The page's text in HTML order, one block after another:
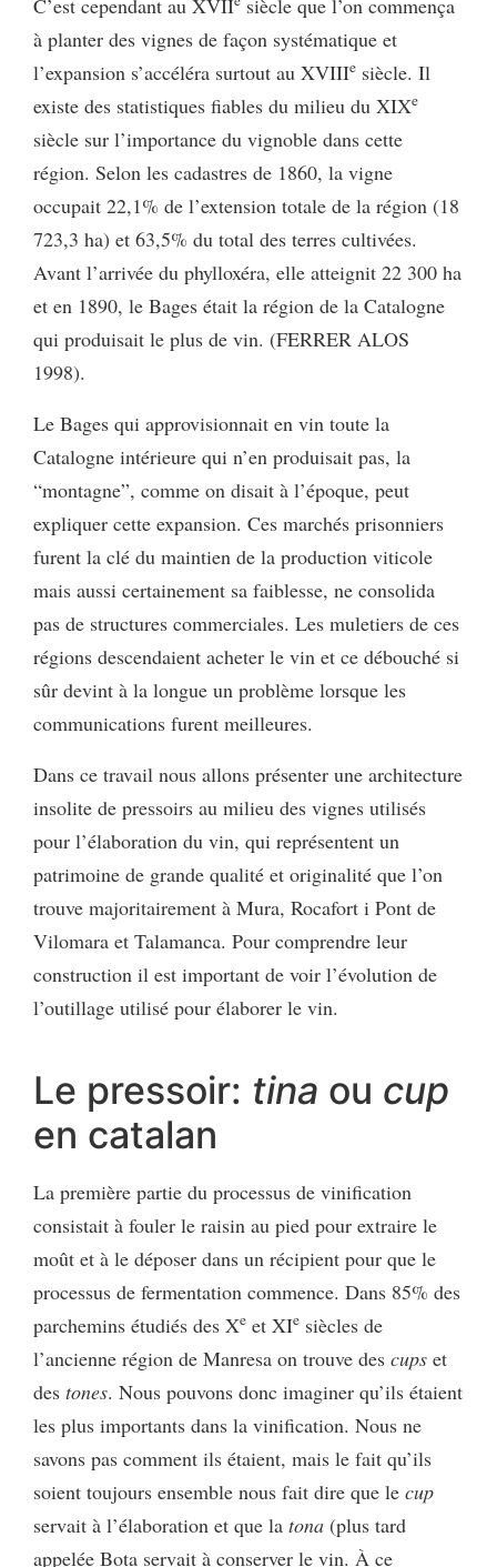
à planter des vignes de façon systématique et
l’expansion s’accéléra surtout au XVIIIe siècle. Il
existe des statistiques fiables du milieu du XIXe
siècle sur l’importance du vignoble dans cette
région. Selon les cadastres de 1860, la vigne
occupait 22,1% de l’extension totale de la région (18
723,3 ha) et 63,5% du total des terres cultivées.
Avant l’arrivée du phylloxéra, elle atteignit 22 300 ha
et en 1890, le Bages était la région de la Catalogne
qui produisait le plus de vin. (FERRER ALOS
1998).
Le Bages qui approvisionnait en vin toute la
Catalogne intérieure qui n’en produisait pas, la
“montagne”, comme on disait à l’époque, peut
expliquer cette expansion. Ces marchés prisonniers
furent la clé du maintien de la production viticole
mais aussi certainement sa faiblesse, ne consolida
pas de structures commerciales. Les muletiers de ces
régions descendaient acheter le vin et ce débouché si
sûr devint à la longue un problème lorsque les
communications furent meilleures.
Dans ce travail nous allons présenter une architecture
insolite de pressoirs au milieu des vignes utilisés
pour l’élaboration du vin, qui représentent un
patrimoine de grande qualité et originalité que l’on
trouve majoritairement à Mura, Rocafort i Pont de
Vilomara et Talamanca. Pour comprendre leur
construction il est important de voir l’évolution de
l’outillage utilisé pour élaborer le vin.
Le pressoir: tina ou cup
en catalan
La première partie du processus de vinification
consistait à fouler le raisin au pied pour extraire le
moût et à le déposer dans un récipient pour que le
processus de fermentation commence. Dans 85% des
parchemins étudiés des Xe et XIe siècles de
l’ancienne région de Manresa on trouve des cups et
des tones. Nous pouvons donc imaginer qu’ils étaient
les plus importants dans la vinification. Nous ne
savons pas comment ils étaient, mais le fait qu’ils
soient toujours ensemble nous fait dire que le cup
servait à l’élaboration et que la tona (plus tard
appelée Bota servait à conserver le vin. À ce